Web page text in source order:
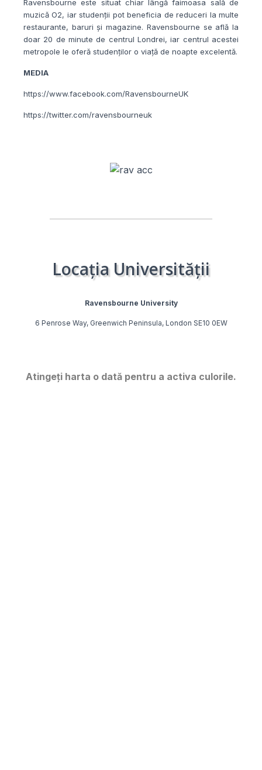
Ravensbourne este situat chiar lângă faimoasa sală de
muzică O2, iar studenții pot beneficia de reduceri la multe
restaurante, baruri și magazine. Ravensbourne se află la
doar 20 de minute de centrul Londrei, iar centrul acestei
metropole le oferă studenților o viață de noapte excelentă.
MEDIA
https://www.facebook.com/RavensbourneUK
https://twitter.com/ravensbourneuk
Locația Universității
Ravensbourne University
6 Penrose Way, Greenwich Peninsula, London SE10 0EW
Atingeți harta o dată pentru a activa culorile.